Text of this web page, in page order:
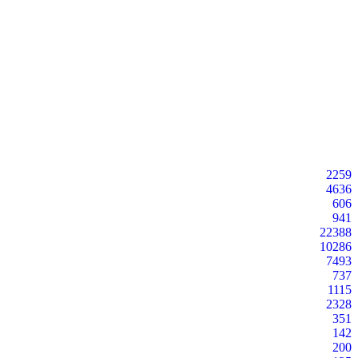
2259
4636
606
941
22388
10286
7493
737
1115
2328
351
142
200